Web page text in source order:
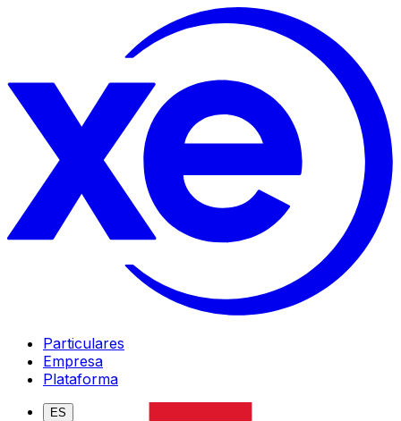
Particulares
Empresa
Plataforma
ES